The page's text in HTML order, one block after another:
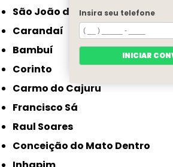
São João do Paraíso
Carandaí
Bambuí
Corinto
Carmo do Cajuru
Francisco Sá
Raul Soares
Conceição do Mato Dentro
Insira seu telefone
INICIAR